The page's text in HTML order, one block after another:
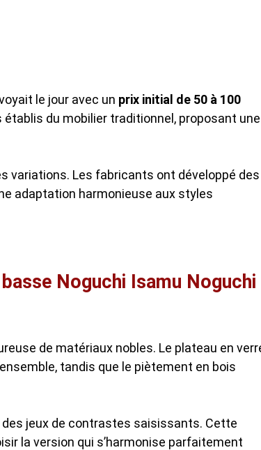
le jour avec un prix initial de 50 à 100
du mobilier traditionnel, proposant une
variations. Les fabricants ont développé des
adaptation harmonieuse aux styles
Noguchi Isamu Noguchi
de matériaux nobles. Le plateau en
tandis que le piètement en bois
jeux de contrastes saisissants. Cette
la version qui s’harmonise parfaitement